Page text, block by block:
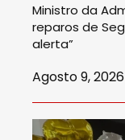
Ministro da
reparos de
alerta”
Agosto 9, 2026